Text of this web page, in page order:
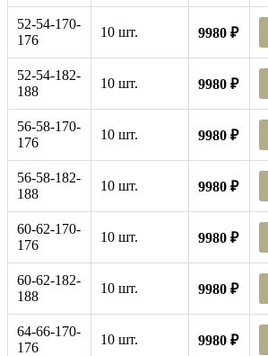
52-54-170-
176
10 шт. 9980 ₽
52-54-182-
188
10 шт. 9980 ₽
56-58-170-
176
10 шт. 9980 ₽
56-58-182-
188
10 шт. 9980 ₽
60-62-170-
176
10 шт. 9980 ₽
60-62-182-
188
10 шт. 9980 ₽
64-66-170-
176
10 шт. 9980 ₽